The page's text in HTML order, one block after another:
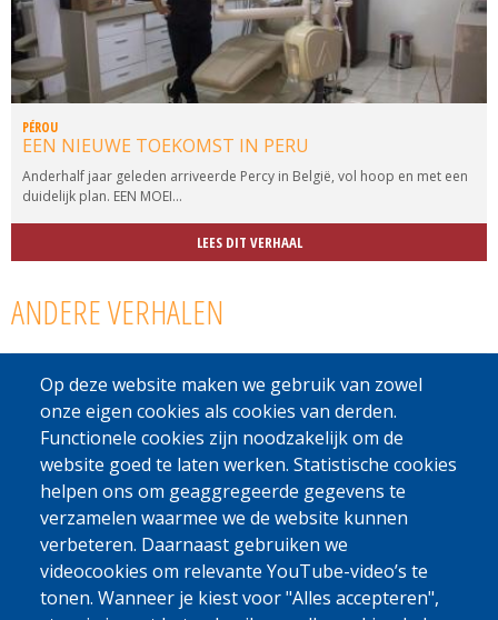
PÉROU
EEN NIEUWE TOEKOMST IN PERU
Anderhalf jaar geleden arriveerde Percy in België, vol hoop en met een
duidelijk plan. EEN MOEI...
LEES DIT VERHAAL
ANDERE VERHALEN
KAMEROEN: EEN VEELBELOVEND RE-
INTEGRATIEPROJECT
COLOMBIA
BARBERIA, PROJECT VAN EEN NIEUW LEVEN
MAROKKO
NIEUW NAAIATELIER IN MAROKKO
BRAZILIË
Op deze website maken we gebruik van zowel
onze eigen cookies als cookies van derden.
Functionele cookies zijn noodzakelijk om de
website goed te laten werken. Statistische cookies
helpen ons om geaggregeerde gegevens te
verzamelen waarmee we de website kunnen
verbeteren. Daarnaast gebruiken we
videocookies om relevante YouTube-video’s te
tonen. Wanneer je kiest voor "Alles accepteren",